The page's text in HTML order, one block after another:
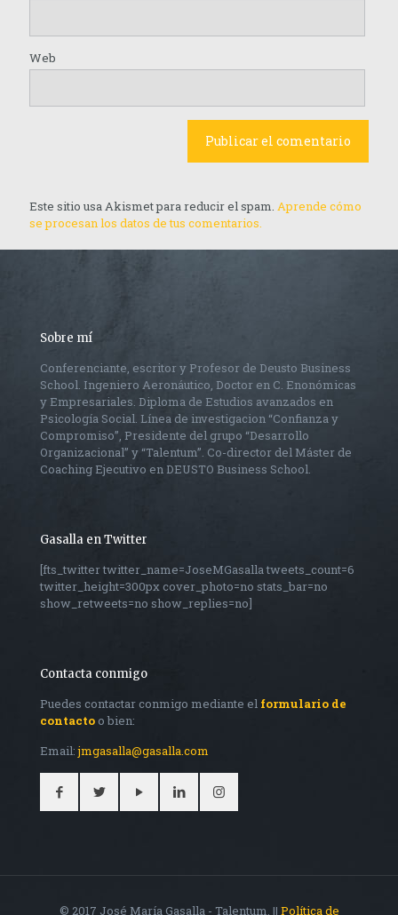
Web
Este sitio usa Akismet para reducir el spam. Aprende cómo
se procesan los datos de tus comentarios.
Sobre mí
Conferenciante, escritor y Profesor de Deusto Business
School. Ingeniero Aeronáutico, Doctor en C. Enonómicas
y Empresariales. Diploma de Estudios avanzados en
Psicología Social. Línea de investigacion “Confianza y
Compromiso”, Presidente del grupo “Desarrollo
Organizacional” y “Talentum”. Co-director del Máster de
Coaching Ejecutivo en DEUSTO Business School.
Gasalla en Twitter
[fts_twitter twitter_name=JoseMGasalla tweets_count=6
twitter_height=300px cover_photo=no stats_bar=no
show_retweets=no show_replies=no]
Contacta conmigo
Puedes contactar conmigo mediante el formulario de
contacto o bien:
Email:jmgasalla@gasalla.com
© 2017 José María Gasalla - Talentum. || Política de